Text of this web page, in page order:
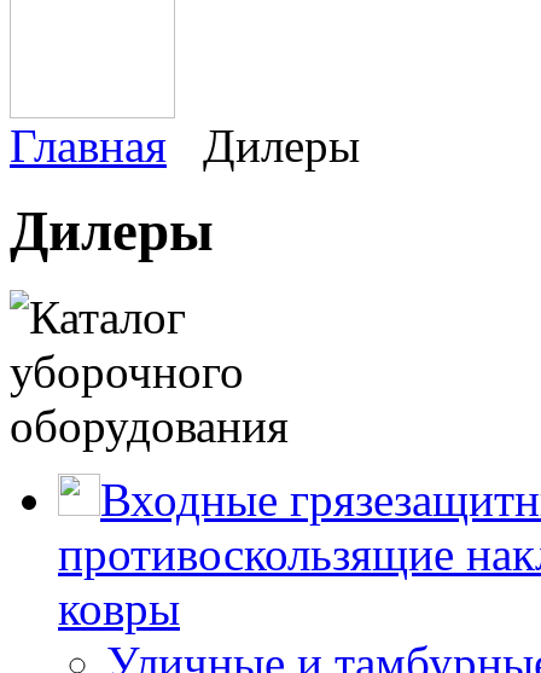
Главная Дилеры
Дилеры
Входные
противоскользящие
ковры
Уличные и